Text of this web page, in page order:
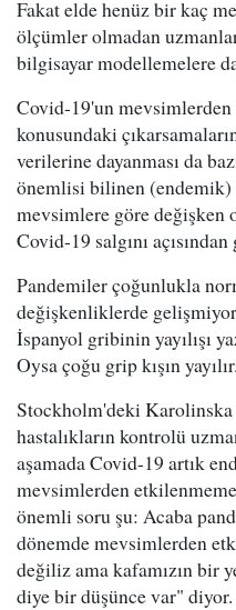
Fakat elde henüz bir kaç
ölçümler olmadan
bilgisayar modellemelere
Covid-19'un
konusundaki
verilerine dayanması da
önemlisi bilinen
mevsimlere göre değişken
Covid-19 salgını
Pandemiler çoğunlukla
değişkenliklerde
İspanyol gribinin yayılışı
Oysa çoğu grip kışın yayılır.
Stockholm'deki Karolinska
hastalıkların kontrolü
aşamada Covid-19 artık
mevsimlerden
önemli soru şu: Acaba
dönemde mevsimlerden
değiliz ama kafamızın bir
diye bir düşünce var" diyor.